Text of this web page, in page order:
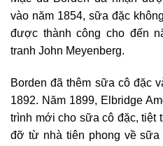
vào năm 1854, sữa đặc
được thành công cho đến
tranh John Meyenberg.
Borden đã thêm sữa cô đặc
1892. Năm 1899, Elbridge
trình mới cho sữa cô đặc, tiệt
đỡ từ nhà tiên phong về sữa